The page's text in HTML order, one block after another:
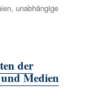
, unabhängige
der
Medien